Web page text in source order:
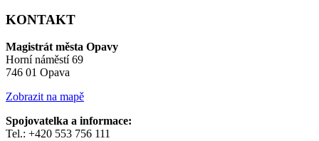
KONTAKT
Magistrát města Opavy
Horní náměstí 69
746 01 Opava
Zobrazit na mapě
Spojovatelka a informace:
Tel.: +420 553 756 111